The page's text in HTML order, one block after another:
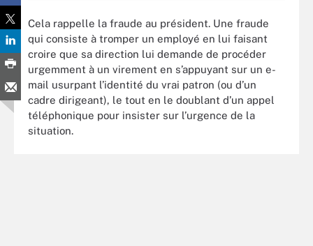
Cela rappelle la fraude au président. Une fraude
qui consiste à tromper un employé en lui faisant
croire que sa direction lui demande de procéder
urgemment à un virement en s’appuyant sur un e-
mail usurpant l’identité du vrai patron (ou d’un
cadre dirigeant), le tout en le doublant d’un appel
téléphonique pour insister sur l’urgence de la
situation.